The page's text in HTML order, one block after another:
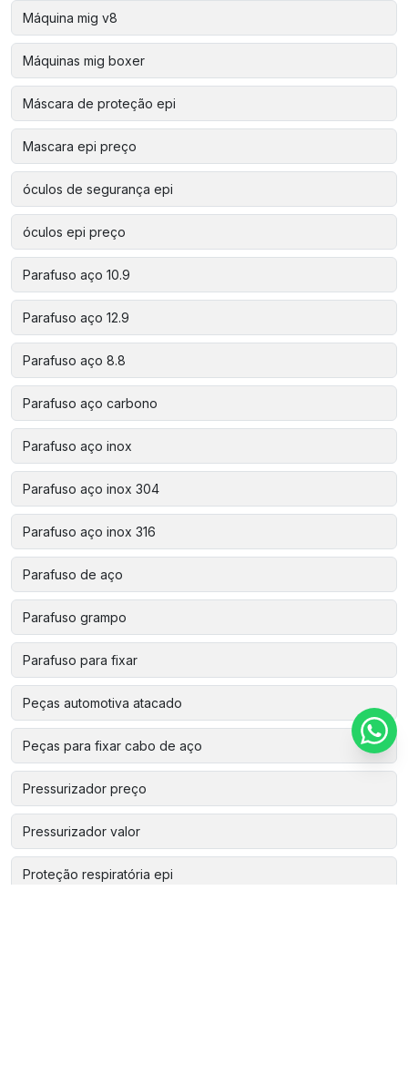
Máquina mig v8
Máquinas mig boxer
Máscara de proteção epi
Mascara epi preço
óculos de segurança epi
óculos epi preço
Parafuso aço 10.9
Parafuso aço 12.9
Parafuso aço 8.8
Parafuso aço carbono
Parafuso aço inox
Parafuso aço inox 304
Parafuso aço inox 316
Parafuso de aço
Parafuso grampo
Parafuso para fixar
Peças automotiva atacado
Peças para fixar cabo de aço
Pressurizador preço
Pressurizador valor
Proteção respiratória epi